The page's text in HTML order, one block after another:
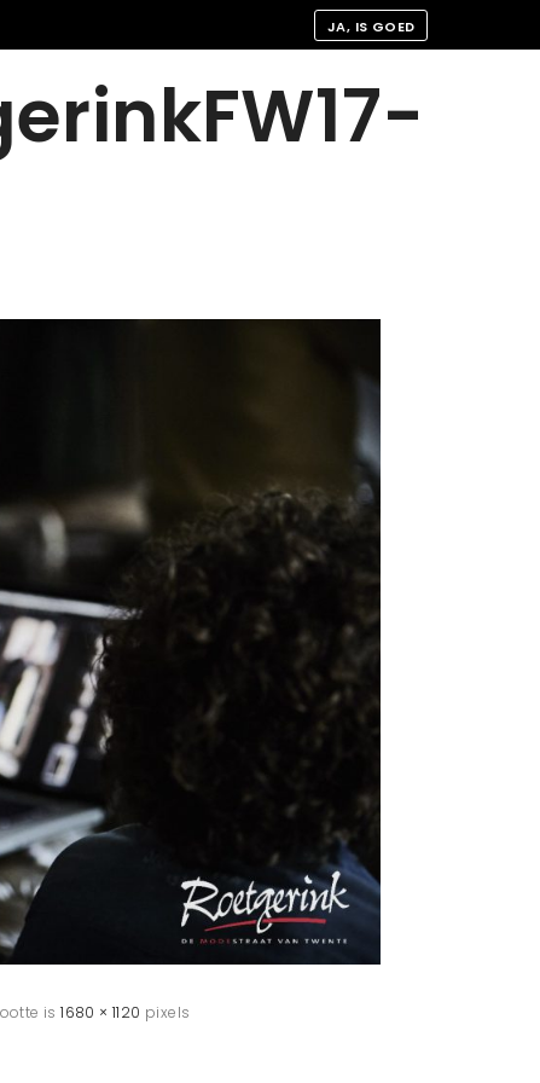
is1680 × 1120 pixels
JA, IS GOED